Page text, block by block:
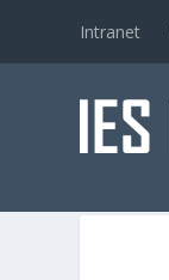
Intranet